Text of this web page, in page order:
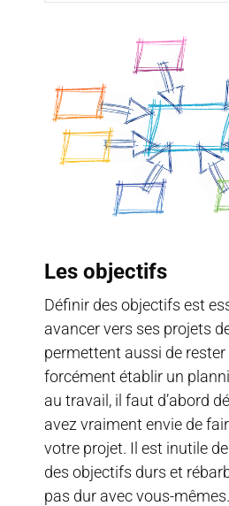
Les objectifs
Définir des objectifs est
avancer vers ses projets
permettent aussi de
forcément établir un
au travail, il faut d’abord
avez vraiment envie de
votre projet. Il est inutile
des objectifs durs et
pas dur avec vous-